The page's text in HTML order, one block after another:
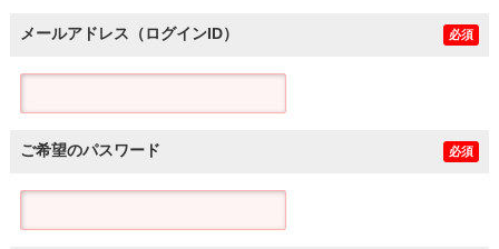
メールアドレス（ログインID） 必須
ご希望のパスワード 必須